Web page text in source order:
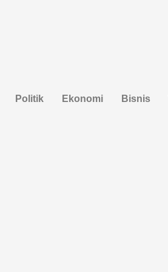
Politik Ekonomi Bisnis